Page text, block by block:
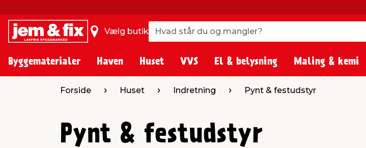
Vælg butik Hvad står du og mangler?
Hvad står du og mangler?
Byggematerialer Haven Huset VVS El & belysning Maling & kemi
Forside Huset Indretning Pynt & festudstyr
Pynt & festudstyr